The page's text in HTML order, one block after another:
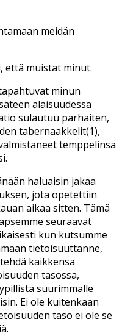
meidän
että muistat minut.
minun
alaisuudessa
sulautuu parhaiten,
tabernaakkelit(1),
temppelinsä
haluaisin jakaa
jota opetettiin
aikaa sitten. Tämä
seuraavat
kun kutsumme
tietoisuuttanne,
kaikkensa
tasossa,
suurimmalle
Ei ole kuitenkaan
taso ei ole se